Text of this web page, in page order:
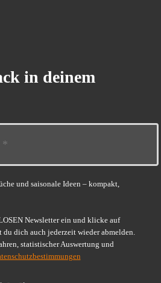
in deinem
und saisonale Ideen – kompakt,
Newsletter ein und klicke auf
dich auch jederzeit wieder abmelden.
statistischer Auswertung und